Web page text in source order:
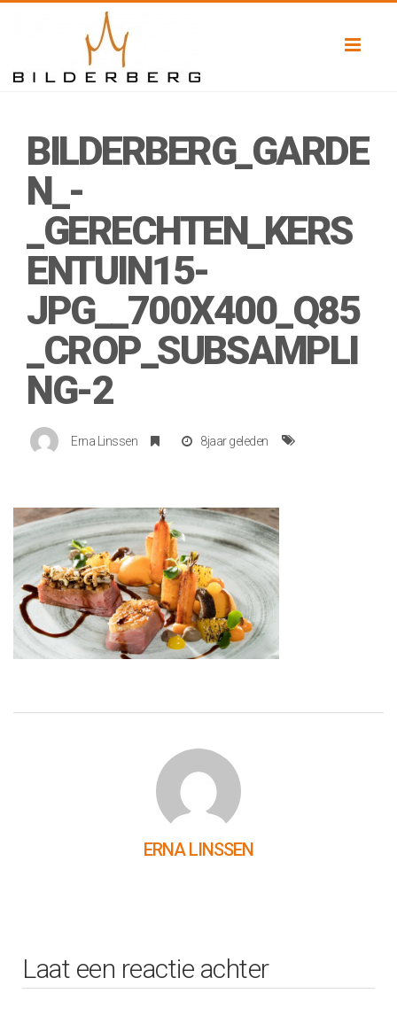
BILDERBERG_GARDE
N_-
_GERECHTEN_KERS
ENTUIN15-
JPG__700X400_Q85
_CROP_SUBSAMPLI
NG-2
Erna Linssen 8jaar geleden
ERNA LINSSEN
Laat een reactie achter